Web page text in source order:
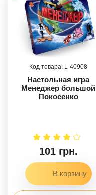
40908
Настольная игра
Менеджер большой
Покосенко
101 грн.